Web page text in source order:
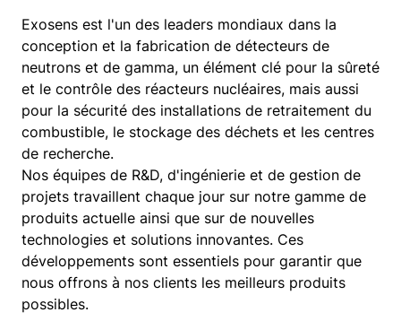
Exosens est l'un des leaders mondiaux dans la
conception et la fabrication de détecteurs de
neutrons et de gamma, un élément clé pour la sûreté
et le contrôle des réacteurs nucléaires, mais aussi
pour la sécurité des installations de retraitement du
combustible, le stockage des déchets et les centres
de recherche.
Nos équipes de R&D, d'ingénierie et de gestion de
projets travaillent chaque jour sur notre gamme de
produits actuelle ainsi que sur de nouvelles
technologies et solutions innovantes. Ces
développements sont essentiels pour garantir que
nous offrons à nos clients les meilleurs produits
possibles.